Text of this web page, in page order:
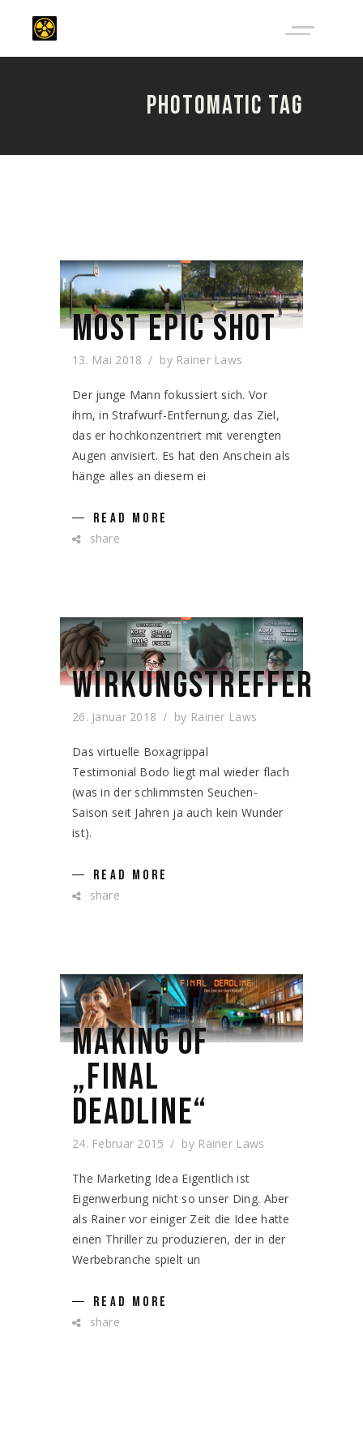
PHOTOMATIC TAG
MOST EPIC SHOT
13. Mai 2018 by Rainer Laws
Der junge Mann fokussiert sich. Vor
ihm, in Strafwurf-Entfernung, das Ziel,
das er hochkonzentriert mit verengten
Augen anvisiert. Es hat den Anschein als
hänge alles an diesem ei
READ MORE
share
WIRKUNGSTREFFER
26. Januar 2018 by Rainer Laws
Das virtuelle Boxagrippal
Testimonial Bodo liegt mal wieder flach
(was in der schlimmsten Seuchen-
Saison seit Jahren ja auch kein Wunder
ist).
READ MORE
share
MAKING OF
„FINAL
DEADLINE“
24. Februar 2015 by Rainer Laws
The Marketing Idea Eigentlich ist
Eigenwerbung nicht so unser Ding. Aber
als Rainer vor einiger Zeit die Idee hatte
einen Thriller zu produzieren, der in der
Werbebranche spielt un
READ MORE
share